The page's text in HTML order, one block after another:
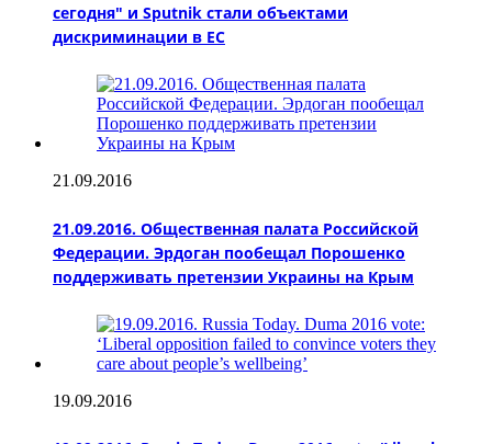
сегодня" и Sputnik стали объектами
дискриминации в ЕС
21.09.2016
21.09.2016. Общественная палата Российской
Федерации. Эрдоган пообещал Порошенко
поддерживать претензии Украины на Крым
19.09.2016